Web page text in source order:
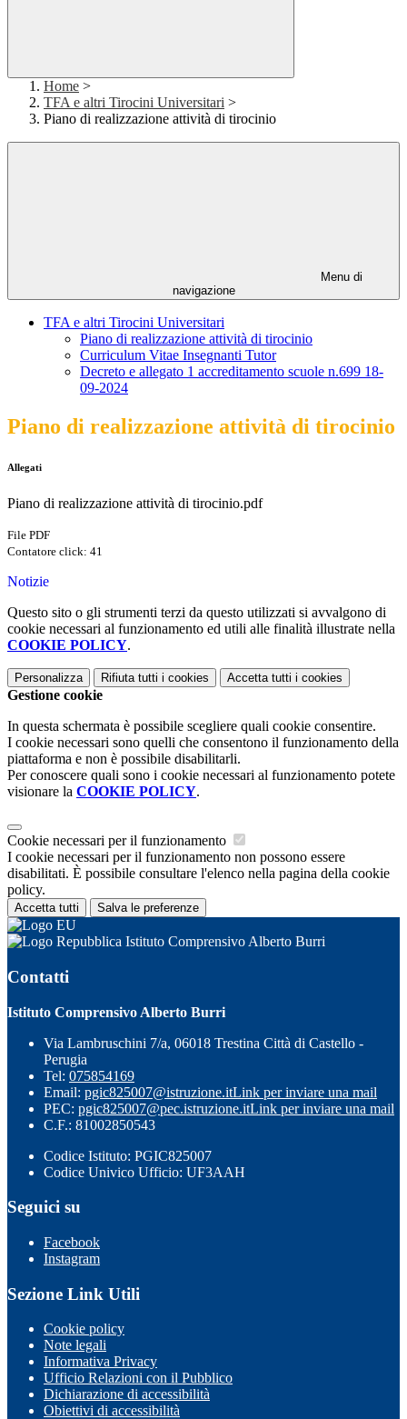
Home >
TFA e altri Tirocini Universitari >
Piano di realizzazione attività di tirocinio
Menu di
navigazione
TFA e altri Tirocini Universitari
Piano di realizzazione attività di tirocinio
Curriculum Vitae Insegnanti Tutor
Decreto e allegato 1 accreditamento scuole n.699 18-
09-2024
Piano di realizzazione attività di tirocinio
Allegati
Piano di realizzazione attività di tirocinio.pdf
File PDF
Contatore click: 41
Notizie
Questo sito o gli strumenti terzi da questo utilizzati si avvalgono di
cookie necessari al funzionamento ed utili alle finalità illustrate nella
COOKIE POLICY.
Personalizza Rifiuta tutti i cookies Accetta tutti i cookies
Gestione cookie
In questa schermata è possibile scegliere quali cookie consentire.
I cookie necessari sono quelli che consentono il funzionamento della
piattaforma e non è possibile disabilitarli.
Per conoscere quali sono i cookie necessari al funzionamento potete
visionare la COOKIE POLICY.
Cookie necessari per il funzionamento
I cookie necessari per il funzionamento non possono essere
disabilitati. È possibile consultare l'elenco nella pagina della cookie
policy.
Accetta tutti Salva le preferenze
Istituto Comprensivo Alberto Burri
Contatti
Istituto Comprensivo Alberto Burri
Via Lambruschini 7/a, 06018 Trestina Città di Castello -
Perugia
Tel: 075854169
Email: pgic825007@istruzione.itLink per inviare una mail
PEC: pgic825007@pec.istruzione.itLink per inviare una mail
C.F.: 81002850543
Codice Istituto: PGIC825007
Codice Univico Ufficio: UF3AAH
Seguici su
Facebook
Instagram
Sezione Link Utili
Cookie policy
Note legali
Informativa Privacy
Ufficio Relazioni con il Pubblico
Dichiarazione di accessibilità
Obiettivi di accessibilità